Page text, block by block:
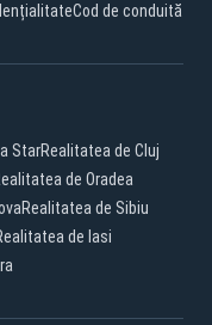
Cod de conduită
StarRealitatea de Cluj
de Oradea
Realitatea de Sibiu
de Iasi